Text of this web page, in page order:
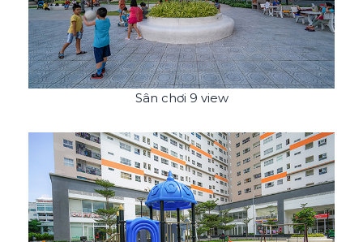
Sân chơi 9 view